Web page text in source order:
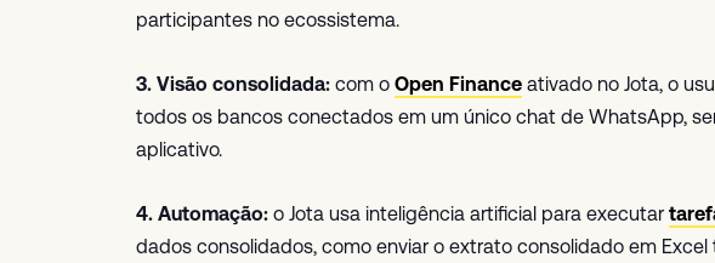
participantes no ecossistema.
3. Visão consolidada: com o Open Finance ativado no Jota, o
todos os bancos conectados em um único chat de WhatsApp,
aplicativo.
4. Automação: o Jota usa inteligência artificial para executar
dados consolidados, como enviar o extrato consolidado em